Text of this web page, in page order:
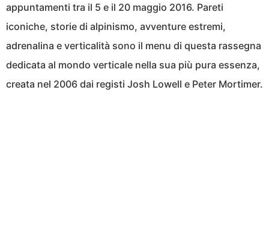
appuntamenti tra il 5 e il 20 maggio 2016. Pareti
iconiche, storie di alpinismo, avventure estremi,
adrenalina e verticalità sono il menu di questa rassegna
dedicata al mondo verticale nella sua più pura essenza,
creata nel 2006 dai registi Josh Lowell e Peter Mortimer.